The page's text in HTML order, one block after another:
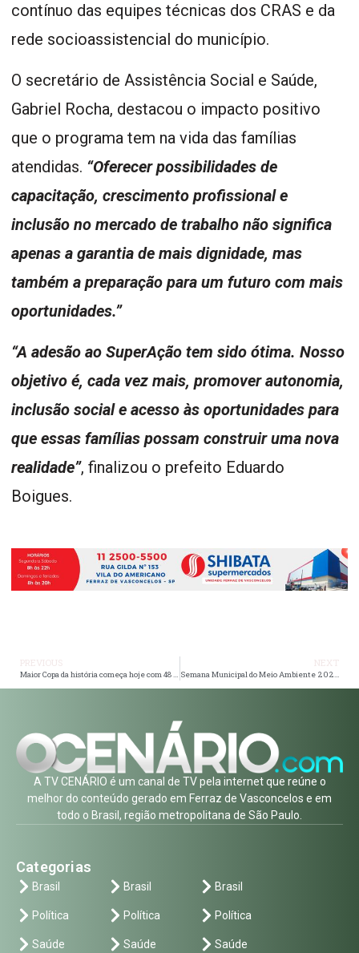
contínuo das equipes técnicas dos CRAS e da
rede socioassistencial do município.
O secretário de Assistência Social e Saúde,
Gabriel Rocha, destacou o impacto positivo
que o programa tem na vida das famílias
atendidas. “Oferecer possibilidades de
capacitação, crescimento profissional e
inclusão no mercado de trabalho não significa
apenas a garantia de mais dignidade, mas
também a preparação para um futuro com mais
oportunidades.”
“A adesão ao SuperAção tem sido ótima. Nosso
objetivo é, cada vez mais, promover autonomia,
inclusão social e acesso às oportunidades para
que essas famílias possam construir uma nova
realidade”, finalizou o prefeito Eduardo
Boigues.
Maior Copa da história começa hoje com 48 seleções, inovações e tensão Semana Municipal do Meio Ambiente 2026 é aberta no Paço Municipal
A TV CENÁRIO é um canal de TV pela internet que reúne o
melhor do conteúdo gerado em Ferraz de Vasconcelos e em
todo o Brasil, região metropolitana de São Paulo.
Categorias
Brasil
Política
Saúde
Brasil
Política
Saúde
Brasil
Política
Saúde